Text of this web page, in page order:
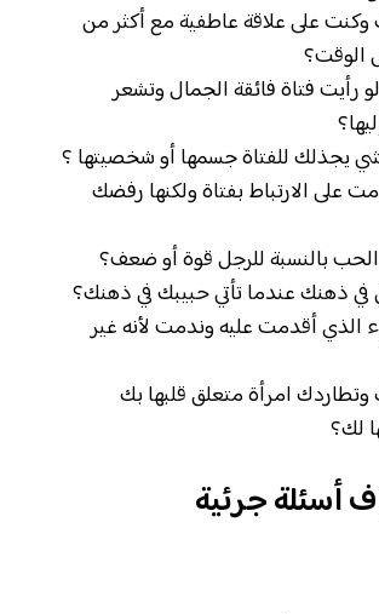
على علاقة عاطفية مع أكثر من
الوقت؟
رأيت فتاة فائقة الجمال وتشعر
يجذلك للفتاة جسمها أو شخصيتها ؟
على الارتباط بفتاة ولكنها رفضك
بالنسبة للرجل قوة أو ضعف؟
في ذهنك عندما تأتي حبيبك في ذهنك؟
الذي أقدمت عليه وندمت لأنه غير
امرأة متعلق قلبها بك
لك؟
أسئلة جرئية